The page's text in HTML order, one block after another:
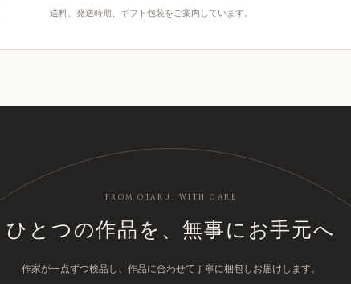
送料、発送時期、ギフト包装をご案内しています。
FROM OTARU, WITH CARE
ひとつの作品を、無事にお手元へ
作家が一点ずつ検品し、作品に合わせて丁寧に梱包しお届けします。